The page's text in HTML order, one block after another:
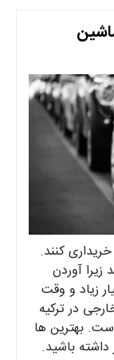
کنند.
زیرا آوردن
زیاد و وقت
در ترکیه
بهترین ها
داشته باشید.